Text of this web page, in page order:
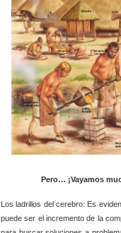
Pero… ¡Vayamos
Los ladrillos del cerebro: Es
puede ser el incremento de la